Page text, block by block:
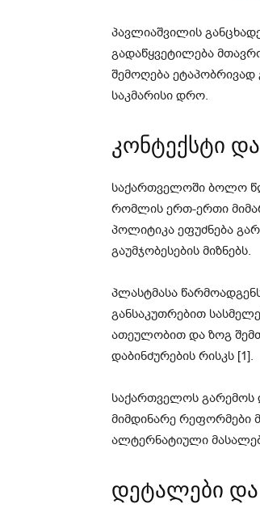
პავლიაშვილის
გადაწყვეტილება
შემოღება
საკმარისი დრო.
კონტექსტი
საქართველოში ბოლო
რომლის ერთ-ერთი
პოლიტიკა ეფუძნება
გაუმჯობესების მიზნებს.
პლასტმასა
განსაკუთრებით
ათეულობით და ზოგ
დაბინძურების რისკს [1].
საქართველოს გარემოს
მიმდინარე რეფორმები
ალტერნატიული
დეტალები და